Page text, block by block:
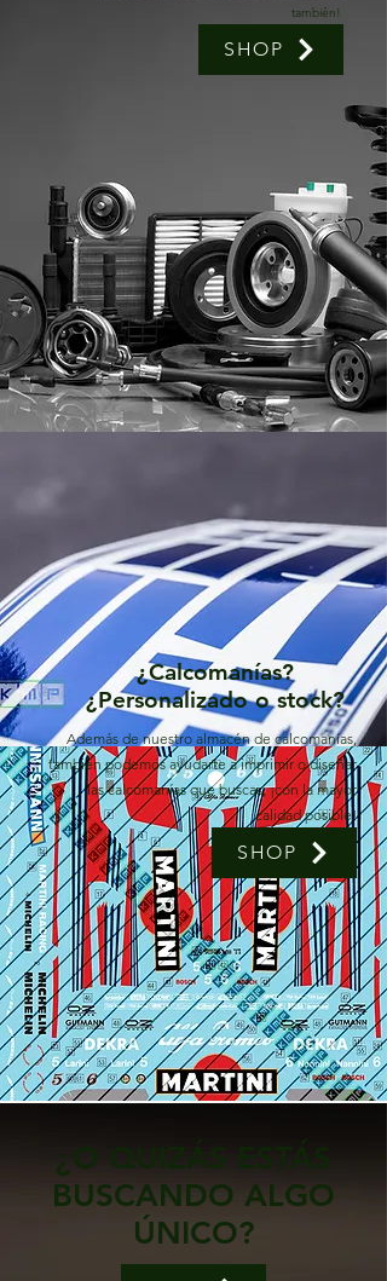
también!
SHOP
¿Calcomanías?
¿Personalizado o stock?
Además de nuestro almacén de calcomanías,
también podemos ayudarte a imprimir o diseñar
las calcomanías que buscas, ¡con la mayor
calidad posible!
SHOP
¿O QUIZÁS ESTÁS
BUSCANDO ALGO
ÚNICO?